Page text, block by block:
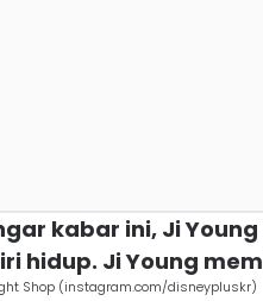
kabar ini, Ji
hidup. Ji Young
Shop (instagram.com/disneypluskr)